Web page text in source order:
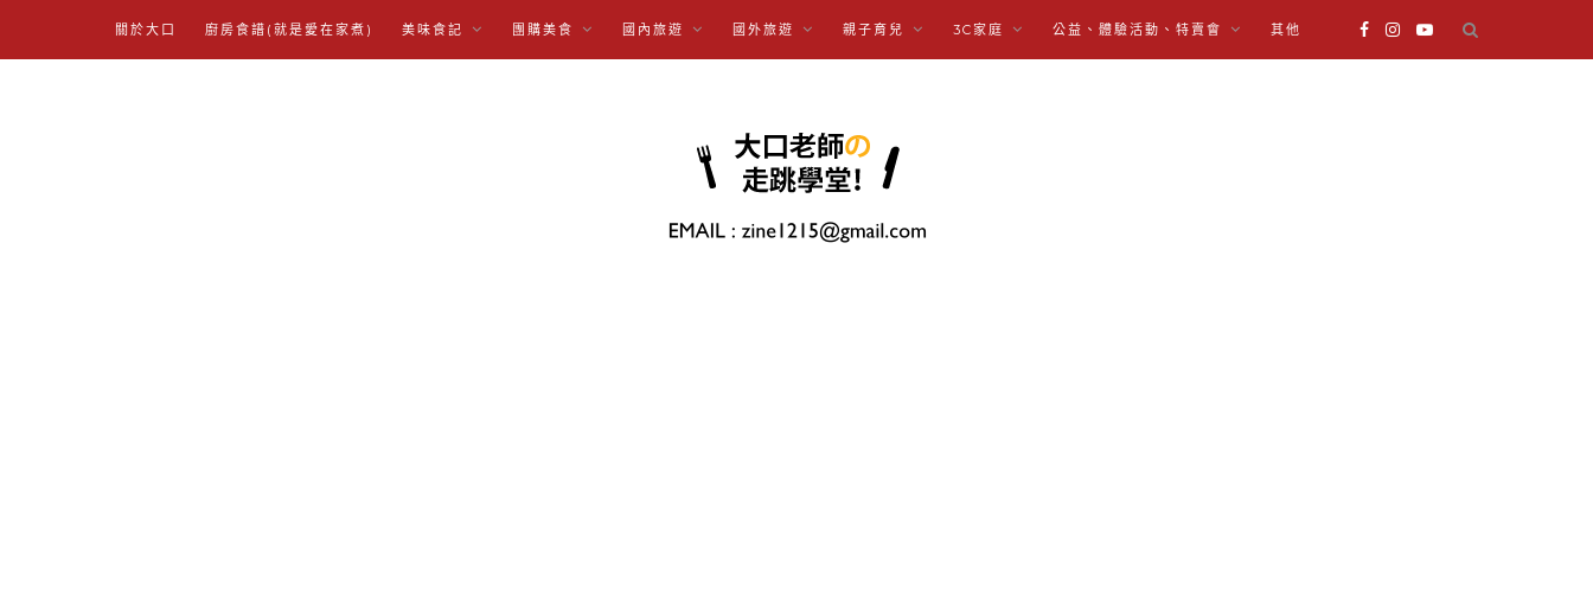
關於大口 廚房食譜(就是愛在家煮) 美味食記 團購美食 國內旅遊 國外旅遊 親子育兒 3C家庭 公益、體驗活動、特賣會 其他